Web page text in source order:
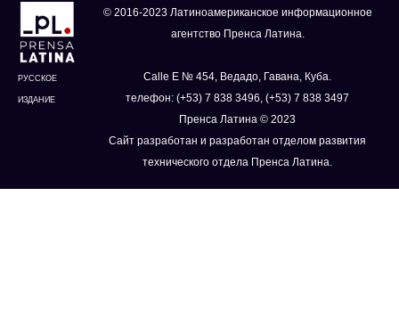
РУССКОЕ
ИЗДАНИЕ
© 2016-2023 Латиноамериканское информационное
агентство Пренса Латина.
Calle E № 454, Ведадо, Гавана, Куба.
телефон: (+53) 7 838 3496, (+53) 7 838 3497
Пренса Латина © 2023
Сайт разработан и разработан отделом развития
технического отдела Пренса Латина.